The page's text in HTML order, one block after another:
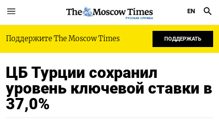
РУССКАЯ СЛУЖБА
EN
Поддержите The Moscow Times ПОДДЕРЖАТЬ
ЦБ Турции сохранил
уровень ключевой ставки в
37,0%